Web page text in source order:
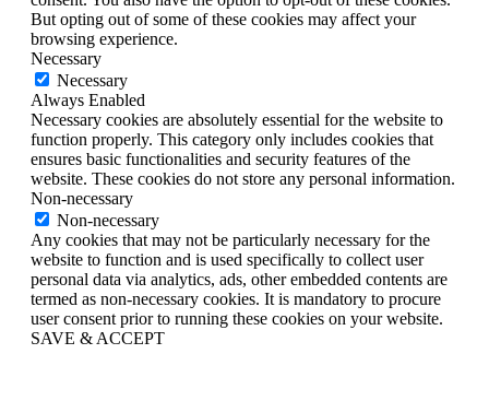
But opting out of some of these cookies may affect your
browsing experience.
Necessary
Necessary
Always Enabled
Necessary cookies are absolutely essential for the website to
function properly. This category only includes cookies that
ensures basic functionalities and security features of the
website. These cookies do not store any personal information.
Non-necessary
Non-necessary
Any cookies that may not be particularly necessary for the
website to function and is used specifically to collect user
personal data via analytics, ads, other embedded contents are
termed as non-necessary cookies. It is mandatory to procure
user consent prior to running these cookies on your website.
SAVE & ACCEPT